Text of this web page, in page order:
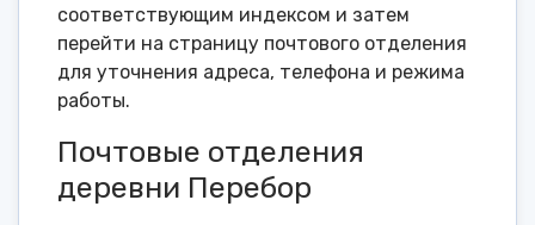
соответствующим индексом и затем
перейти на страницу почтового отделения
для уточнения адреса, телефона и режима
работы.
Почтовые отделения
деревни Перебор